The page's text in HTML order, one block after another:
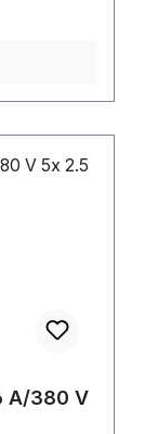
A/380 V